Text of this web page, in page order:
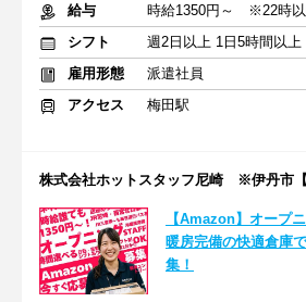
給与
シフト
雇用形態
派遣社員
アクセス
梅田駅
株式会社ホットスタッフ尼崎 ※伊丹市【
【Amazon】オープ
暖房完備の快適倉庫
集！